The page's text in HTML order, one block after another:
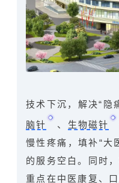
技术下沉，解决“隐
脑针
、 生物磁针
慢性疼痛，填补“大
的服务空白。同时
重点在中医康复、